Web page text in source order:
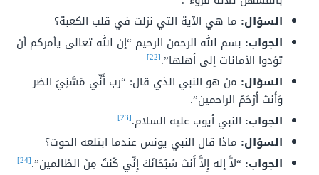
السؤال: ما هي الآية التي نزلت في قلب الكعبة؟
الجواب: بسم الله الرحمن الرحيم “إن الله تعالى يأمركم أن
تؤدوا الأمانات إلى أهلها”.[22]
السؤال: من هو النبي الذي قال: “رب أَنِّي مَسَّنِيَ الضر
وَأَنتَ أَرْحَمُ الراحمين”.
الجواب: النبي أيوب عليه السلام.[23]
السؤال: ماذا قال النبي يونس عندما ابتلعه الحوت؟
الجواب: “لاَّ إله إِلاَّ أَنتَ سُبْحَانَكَ إِنِّي كُنتُ مِنَ الظالمين”.[24]